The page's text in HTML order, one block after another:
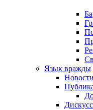
Язык вражды
Новости